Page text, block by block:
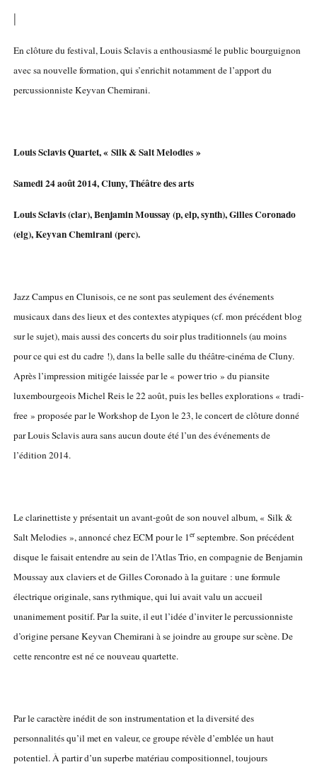
En clôture du festival, Louis Sclavis a enthousiasmé le public bourguignon
avec sa nouvelle formation, qui s’enrichit notamment de l’apport du
percussionniste Keyvan Chemirani.
Louis Sclavis Quartet, « Silk & Salt Melodies »
Samedi 24 août 2014, Cluny, Théâtre des arts
Louis Sclavis (clar), Benjamin Moussay (p, elp, synth), Gilles Coronado
(elg), Keyvan Chemirani (perc).
Jazz Campus en Clunisois, ce ne sont pas seulement des événements
musicaux dans des lieux et des contextes atypiques (cf. mon précédent blog
sur le sujet), mais aussi des concerts du soir plus traditionnels (au moins
pour ce qui est du cadre !), dans la belle salle du théâtre-cinéma de Cluny.
Après l’impression mitigée laissée par le « power trio » du piansite
luxembourgeois Michel Reis le 22 août, puis les belles explorations « tradi-
free » proposée par le Workshop de Lyon le 23, le concert de clôture donné
par Louis Sclavis aura sans aucun doute été l’un des événements de
l’édition 2014.
Le clarinettiste y présentait un avant-goût de son nouvel album, « Silk &
Salt Melodies », annoncé chez ECM pour le 1erseptembre. Son précédent
disque le faisait entendre au sein de l’Atlas Trio, en compagnie de Benjamin
Moussay aux claviers et de Gilles Coronado à la guitare : une formule
électrique originale, sans rythmique, qui lui avait valu un accueil
unanimement positif. Par la suite, il eut l’idée d’inviter le percussionniste
d’origine persane Keyvan Chemirani à se joindre au groupe sur scène. De
cette rencontre est né ce nouveau quartette.
Par le caractère inédit de son instrumentation et la diversité des
personnalités qu’il met en valeur, ce groupe révèle d’emblée un haut
potentiel. À partir d’un superbe matériau compositionnel, toujours